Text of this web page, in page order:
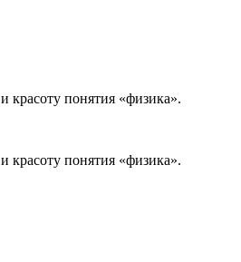
красоту понятия «физика».
красоту понятия «физика».